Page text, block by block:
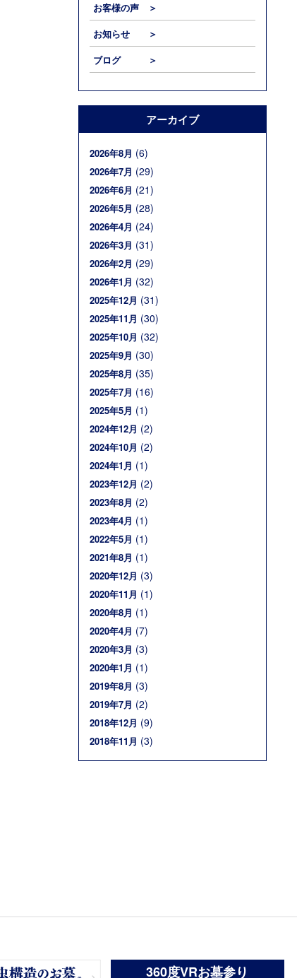
お客様の声 ＞
お知らせ ＞
ブログ ＞
アーカイブ
2026年8月 (6)
2026年7月 (29)
2026年6月 (21)
2026年5月 (28)
2026年4月 (24)
2026年3月 (31)
2026年2月 (29)
2026年1月 (32)
2025年12月 (31)
2025年11月 (30)
2025年10月 (32)
2025年9月 (30)
2025年8月 (35)
2025年7月 (16)
2025年5月 (1)
2024年12月 (2)
2024年10月 (2)
2024年1月 (1)
2023年12月 (2)
2023年8月 (2)
2023年4月 (1)
2022年5月 (1)
2021年8月 (1)
2020年12月 (3)
2020年11月 (1)
2020年8月 (1)
2020年4月 (7)
2020年3月 (3)
2020年1月 (1)
2019年8月 (3)
2019年7月 (2)
2018年12月 (9)
2018年11月 (3)
360度VRお墓参り